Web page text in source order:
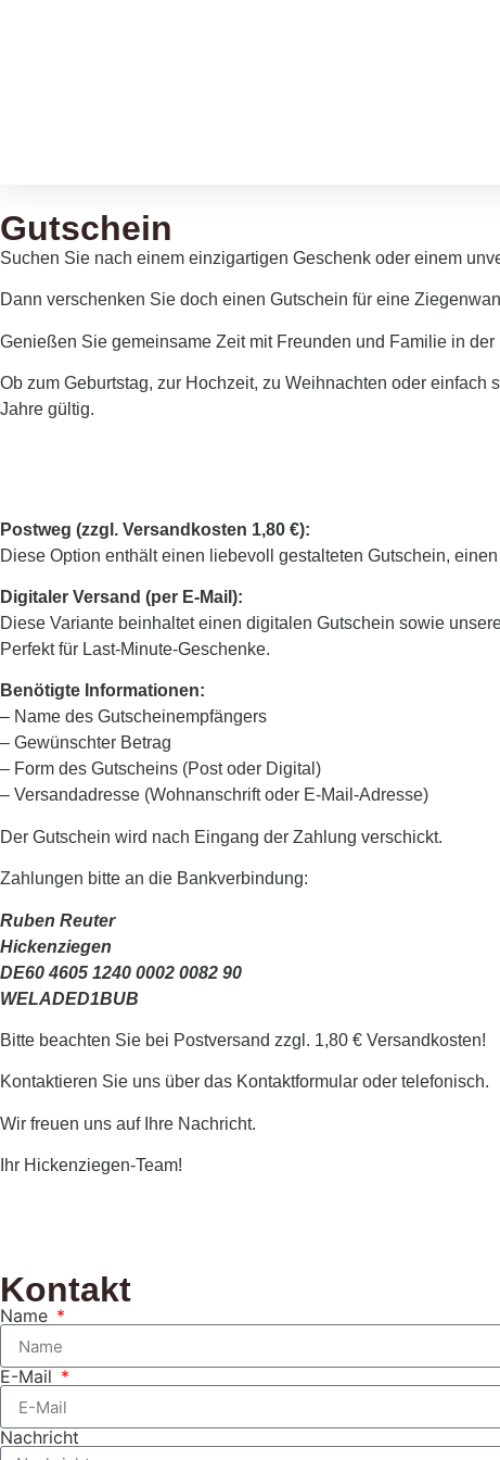
Gutschein
Suchen Sie nach einem einzigartigen Geschenk oder einem
Dann verschenken Sie doch einen Gutschein für eine
Genießen Sie gemeinsame Zeit mit Freunden und Familie in der
Ob zum Geburtstag, zur Hochzeit, zu Weihnachten oder einfach
Jahre gültig.
Postweg (zzgl. Versandkosten 1,80 €):
Diese Option enthält einen liebevoll gestalteten Gutschein,
Digitaler Versand (per E-Mail):
Diese Variante beinhaltet einen digitalen Gutschein sowie
Perfekt für Last-Minute-Geschenke.
Benötigte Informationen:
– Name des Gutscheinempfängers
– Gewünschter Betrag
– Form des Gutscheins (Post oder Digital)
– Versandadresse (Wohnanschrift oder E-Mail-Adresse)
Der Gutschein wird nach Eingang der Zahlung verschickt.
Zahlungen bitte an die Bankverbindung:
Ruben Reuter
Hickenziegen
DE60 4605 1240 0002 0082 90
WELADED1BUB
Bitte beachten Sie bei Postversand zzgl. 1,80 € Versandkosten!
Kontaktieren Sie uns über das Kontaktformular oder telefonisch.
Wir freuen uns auf Ihre Nachricht.
Ihr Hickenziegen-Team!
Kontakt
Name
E-Mail
Nachricht